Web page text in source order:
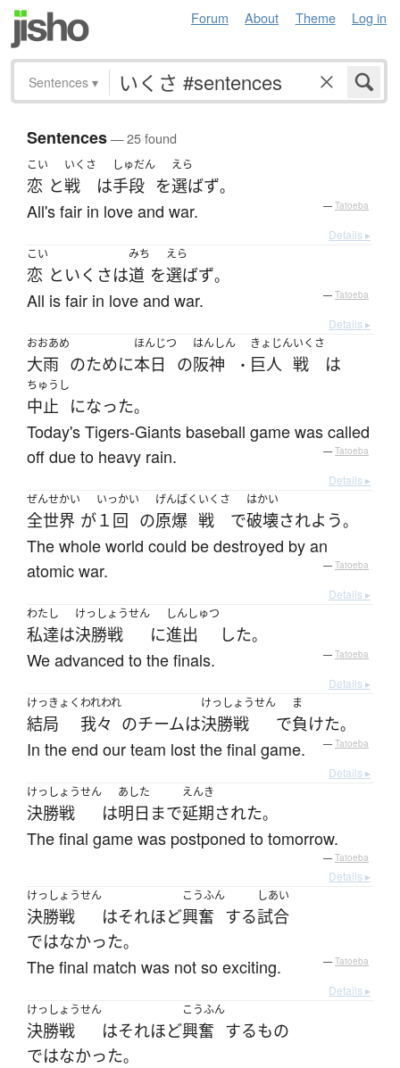
Forum About Theme Log in
Sentences ▾
Sentences— 25 found
こい
恋 と
いくさ
戦 は
しゅだん
手段 を
えら
選ばず。
All's fair in love and war. — Tatoeba
Details ▸
こい
恋 といくさは
みち
道 を
えら
選ばず。
All is fair in love and war. — Tatoeba
Details ▸
おおあめ
大雨 のために
ほんじつ
本日 の
はんしん
阪神 ・
きょじん
巨人
いくさ
戦 は
ちゅうし
中止 になった。
Today's Tigers-Giants baseball game was called
off due to heavy rain.
— Tatoeba
Details ▸
ぜんせかい
全世界 が
いっかい
１回 の
げんばく
原爆
いくさ
戦 で
はかい
破壊されよう。
The whole world could be destroyed by an
atomic war.
— Tatoeba
Details ▸
わたし
私達は
けっしょうせん
決勝戦 に
しんしゅつ
進出 した。
We advanced to the finals. — Tatoeba
Details ▸
けっきょく
結局
われわれ
我々 のチームは
けっしょうせん
決勝戦 で
ま
負けた。
In the end our team lost the final game. — Tatoeba
Details ▸
けっしょうせん
決勝戦 は
あした
明日 まで
えんき
延期された。
The final game was postponed to tomorrow.
— Tatoeba
Details ▸
けっしょうせん
決勝戦 はそれほど
こうふん
興奮 する
しあい
試合
ではなかった。
The final match was not so exciting. — Tatoeba
Details ▸
けっしょうせん
決勝戦 はそれほど
こうふん
興奮 するもの
ではなかった。